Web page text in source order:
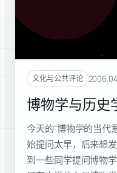
文化与公共评论
博物学与历史
今天的“博物学的当代
始提问太早，后来想
到一些同学提问博物